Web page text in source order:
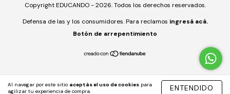
Al navegar por este sitio aceptás el uso de cookies para
agilizar tu experiencia de compra.
ENTENDIDO
Copyright EDUCANDO - 2026. Todos los derechos reservados.
Defensa de las y los consumidores. Para reclamos ingresá acá.
Botón de arrepentimiento